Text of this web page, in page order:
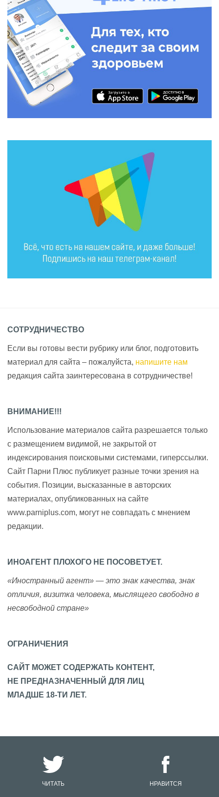
СОТРУДНИЧЕСТВО
Если вы готовы вести рубрику или блог, подготовить
материал для сайта – пожалуйста, напишите нам
редакция сайта заинтересована в сотрудничестве!
ВНИМАНИЕ!!!
Использование материалов сайта разрешается только
с размещением видимой, не закрытой от
индексирования поисковыми системами, гиперссылки.
Сайт Парни Плюс публикует разные точки зрения на
события. Позиции, высказанные в авторских
материалах, опубликованных на сайте
www.parniplus.com, могут не совпадать с мнением
редакции.
ИНОАГЕНТ ПЛОХОГО НЕ ПОСОВЕТУЕТ.
«Иностранный агент» — это знак качества, знак
отличия, визитка человека, мыслящего свободно в
несвободной стране»
ОГРАНИЧЕНИЯ
САЙТ МОЖЕТ СОДЕРЖАТЬ КОНТЕНТ,
НЕ ПРЕДНАЗНАЧЕННЫЙ ДЛЯ ЛИЦ
МЛАДШЕ 18-ТИ ЛЕТ.
ЧИТАТЬ НРАВИТСЯ